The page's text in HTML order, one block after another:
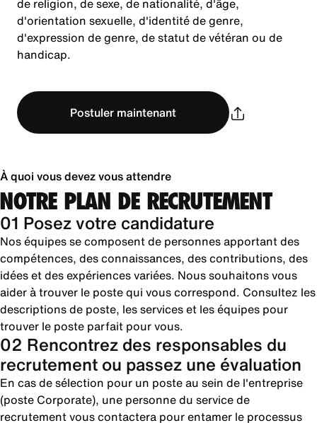
de religion, de sexe, de nationalité, d'âge,
d'orientation sexuelle, d'identité de genre,
d'expression de genre, de statut de vétéran ou de
handicap.
Postuler maintenant
À quoi vous devez vous attendre
NOTRE PLAN DE RECRUTEMENT
01 Posez votre candidature
Nos équipes se composent de personnes apportant des
compétences, des connaissances, des contributions, des
idées et des expériences variées. Nous souhaitons vous
aider à trouver le poste qui vous correspond. Consultez les
descriptions de poste, les services et les équipes pour
trouver le poste parfait pour vous.
02 Rencontrez des responsables du
recrutement ou passez une évaluation
En cas de sélection pour un poste au sein de l'entreprise
(poste Corporate), une personne du service de
recrutement vous contactera pour entamer le processus